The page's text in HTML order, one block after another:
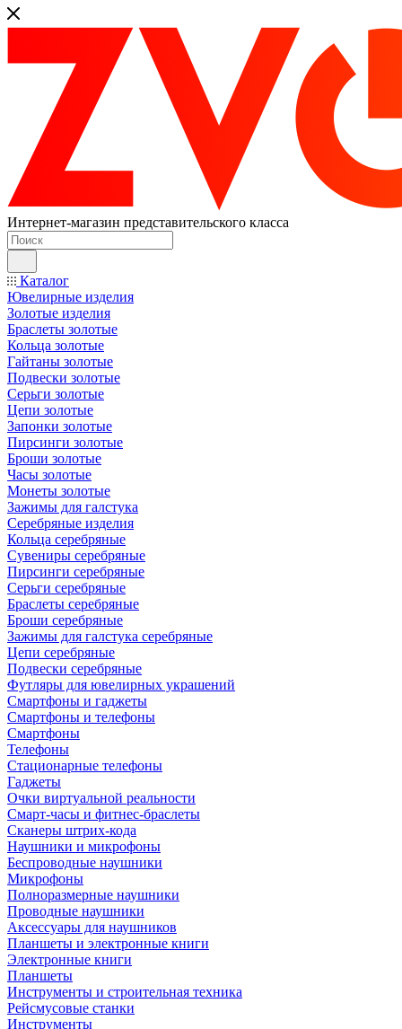
Интернет-магазин представительского класса
Каталог
Ювелирные изделия
Золотые изделия
Браслеты золотые
Кольца золотые
Гайтаны золотые
Подвески золотые
Серьги золотые
Цепи золотые
Запонки золотые
Пирсинги золотые
Броши золотые
Часы золотые
Монеты золотые
Зажимы для галстука
Серебряные изделия
Кольца серебряные
Сувениры серебряные
Пирсинги серебряные
Серьги серебряные
Браслеты серебряные
Броши серебряные
Зажимы для галстука серебряные
Цепи серебряные
Подвески серебряные
Футляры для ювелирных украшений
Смартфоны и гаджеты
Смартфоны и телефоны
Смартфоны
Телефоны
Стационарные телефоны
Гаджеты
Очки виртуальной реальности
Смарт-часы и фитнес-браслеты
Сканеры штрих-кода
Наушники и микрофоны
Беспроводные наушники
Микрофоны
Полноразмерные наушники
Проводные наушники
Аксессуары для наушников
Планшеты и электронные книги
Электронные книги
Планшеты
Инструменты и строительная техника
Рейсмусовые станки
Инструменты